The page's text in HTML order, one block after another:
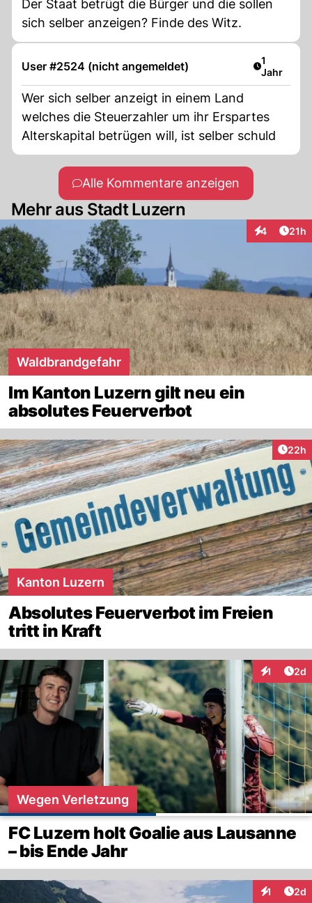
Der Staat betrügt die Bürger und die sollen
sich selber anzeigen? Finde des Witz.
User #2524 (nicht angemeldet) Artikel
1
Jahr
Wer sich selber anzeigt in einem Land
welches die Steuerzahler um ihr Erspartes
Alterskapital betrügen will, ist selber schuld
Alle Kommentare anzeigen
Mehr aus Stadt Luzern
4
Interaktionen
21h
Waldbrandgefahr
Im Kanton Luzern gilt neu ein
absolutes Feuerverbot
22h
Kanton Luzern
Absolutes Feuerverbot im Freien
tritt in Kraft
1 2d
Wegen Verletzung
FC Luzern holt Goalie aus Lausanne
– bis Ende Jahr
1 2d